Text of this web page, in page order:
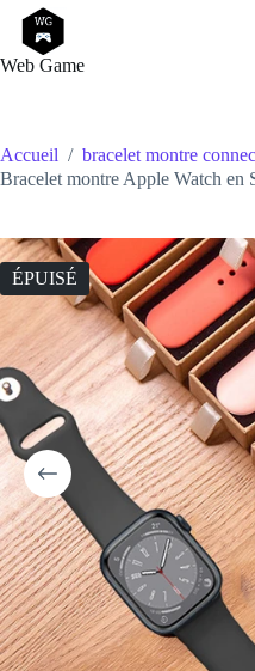
Passer
contenu
Web Game
Accueil / bracelet montre
Bracelet montre Apple Watch en
ÉPUISÉ